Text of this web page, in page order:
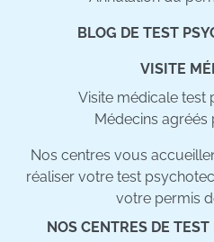
BLOG DE TEST
VISITE
Visite médicale test
Médecins agréés
Nos centres vous
réaliser votre test
votre permis
NOS CENTRES DE